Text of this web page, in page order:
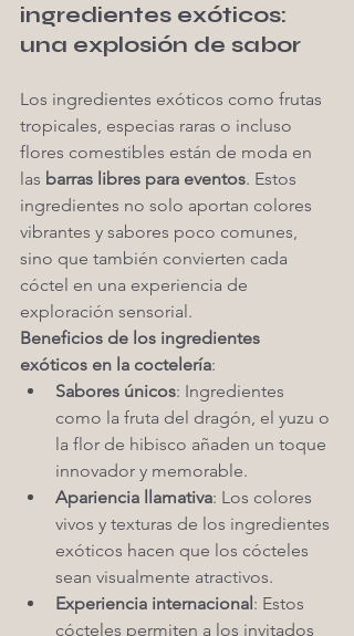
ingredientes exóticos:
una explosión de sabor
Los ingredientes exóticos como frutas
tropicales, especias raras o incluso
flores comestibles están de moda en
las barras libres para eventos. Estos
ingredientes no solo aportan colores
vibrantes y sabores poco comunes,
sino que también convierten cada
cóctel en una experiencia de
exploración sensorial.
Beneficios de los ingredientes
exóticos en la coctelería:
Sabores únicos: Ingredientes
como la fruta del dragón, el yuzu o
la flor de hibisco añaden un toque
innovador y memorable.
Apariencia llamativa: Los colores
vivos y texturas de los ingredientes
exóticos hacen que los cócteles
sean visualmente atractivos.
Experiencia internacional: Estos
cócteles permiten a los invitados